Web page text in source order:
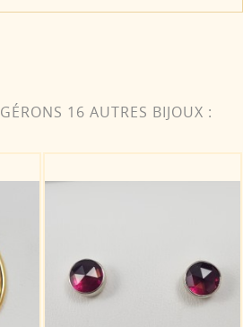
16 AUTRES BIJOUX :